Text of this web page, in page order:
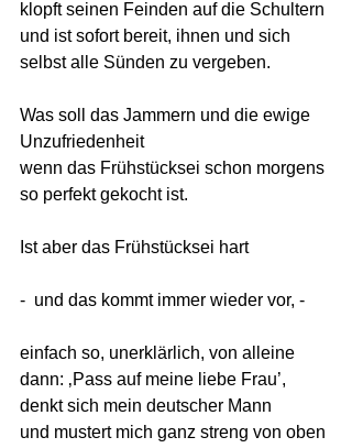
klopft seinen Feinden auf die Schultern
und ist sofort bereit, ihnen und sich
selbst alle Sünden zu vergeben.
Was soll das Jammern und die ewige
Unzufriedenheit
wenn das Frühstücksei schon morgens
so perfekt gekocht ist.
Ist aber das Frühstücksei hart
-  und das kommt immer wieder vor, -
einfach so, unerklärlich, von alleine
dann: ‚Pass auf meine liebe Frau’,
denkt sich mein deutscher Mann
und mustert mich ganz streng von oben